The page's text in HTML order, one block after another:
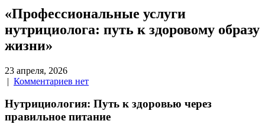
«Профессиональные услуги
нутрициолога: путь к здоровому образу
жизни»
23 апреля, 2026
| Комментариев нет
Нутрициология: Путь к здоровью через
правильное питание